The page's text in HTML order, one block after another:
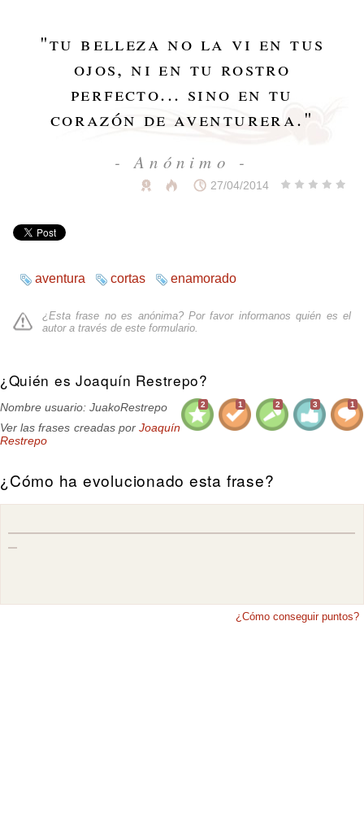
"tu belleza no la vi en tus
ojos, ni en tu rostro
perfecto... sino en tu
corazón de aventurera."
- Anónimo -
27/04/2014
aventura cortas enamorado
¿Esta frase no es anónima? Por favor informanos quién es el
autor a través de este formulario.
¿Quién es Joaquín Restrepo?
2 1 2 3 1
Nombre usuario: JuakoRestrepo
Ver las frases creadas por Joaquín
Restrepo
¿Cómo ha evolucionado esta frase?
¿Cómo conseguir puntos?